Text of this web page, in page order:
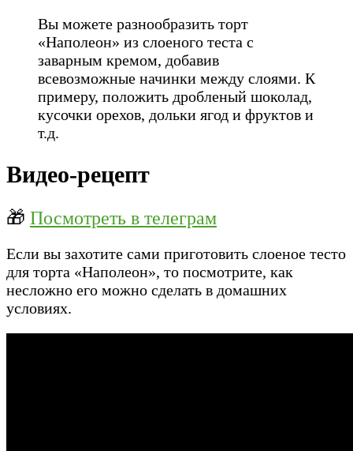
Вы можете разнообразить торт
«Наполеон» из слоеного теста с
заварным кремом, добавив
всевозможные начинки между слоями. К
примеру, положить дробленый шоколад,
кусочки орехов, дольки ягод и фруктов и
т.д.
Видео-рецепт
🎁 Посмотреть в телеграм
Если вы захотите сами приготовить слоеное тесто
для торта «Наполеон», то посмотрите, как
несложно его можно сделать в домашних
условиях.